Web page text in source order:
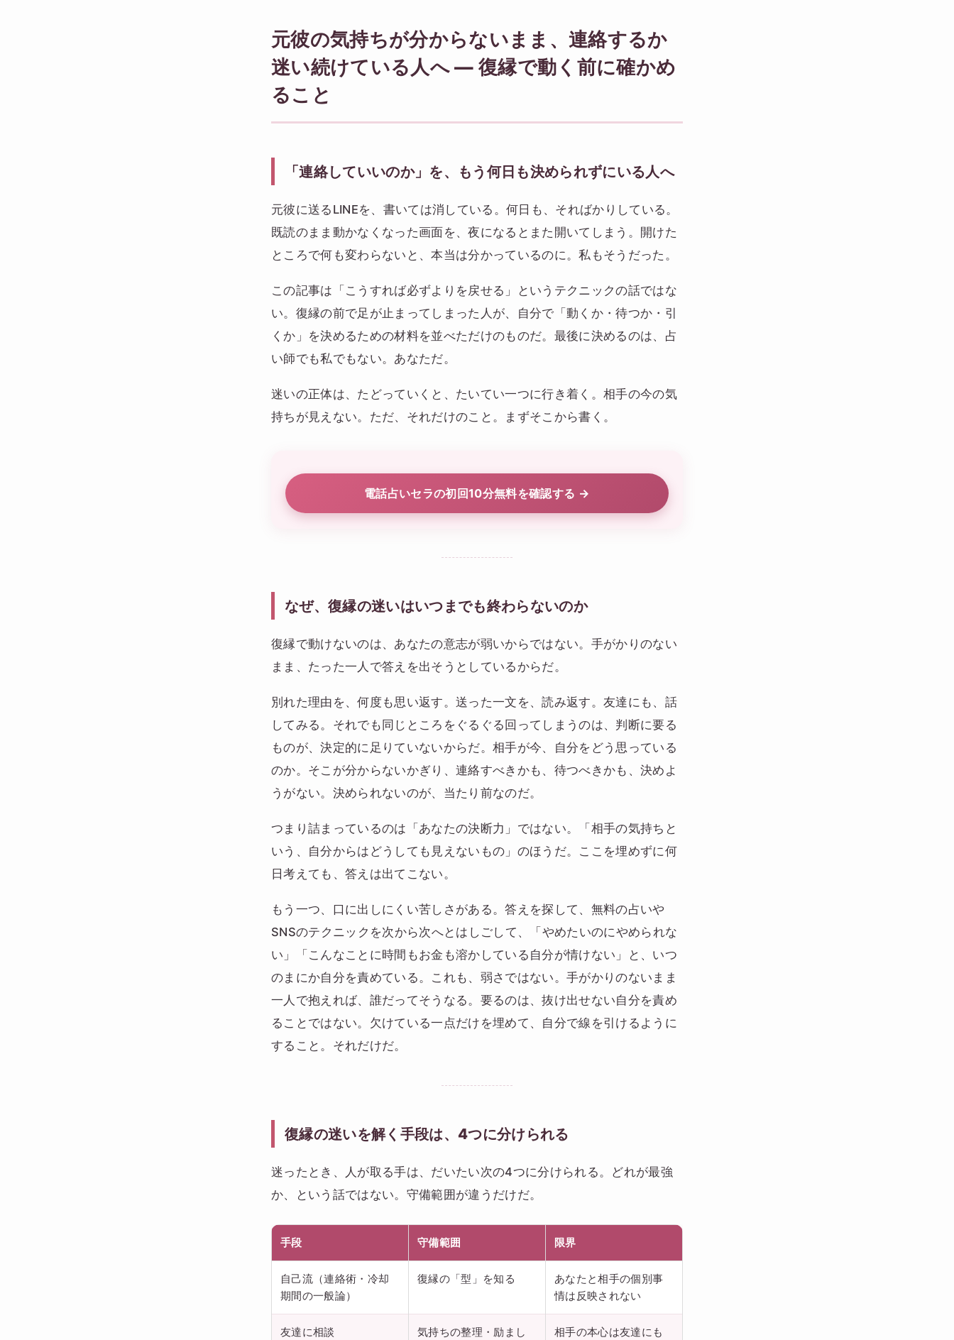
元彼の気持ちが分からないまま、連絡するか
迷い続けている人へ ― 復縁で動く前に確かめ
ること
「連絡していいのか」を、もう何日も決められずにいる人へ
元彼に送るLINEを、書いては消している。何日も、そればかりしている。
既読のまま動かなくなった画面を、夜になるとまた開いてしまう。開けた
ところで何も変わらないと、本当は分かっているのに。私もそうだった。
この記事は「こうすれば必ずよりを戻せる」というテクニックの話ではな
い。復縁の前で足が止まってしまった人が、自分で「動くか・待つか・引
くか」を決めるための材料を並べただけのものだ。最後に決めるのは、占
い師でも私でもない。あなただ。
迷いの正体は、たどっていくと、たいてい一つに行き着く。相手の今の気
持ちが見えない。ただ、それだけのこと。まずそこから書く。
電話占いセラの初回10分無料を確認する →
なぜ、復縁の迷いはいつまでも終わらないのか
復縁で動けないのは、あなたの意志が弱いからではない。手がかりのない
まま、たった一人で答えを出そうとしているからだ。
別れた理由を、何度も思い返す。送った一文を、読み返す。友達にも、話
してみる。それでも同じところをぐるぐる回ってしまうのは、判断に要る
ものが、決定的に足りていないからだ。相手が今、自分をどう思っている
のか。そこが分からないかぎり、連絡すべきかも、待つべきかも、決めよ
うがない。決められないのが、当たり前なのだ。
つまり詰まっているのは「あなたの決断力」ではない。「相手の気持ちと
いう、自分からはどうしても見えないもの」のほうだ。ここを埋めずに何
日考えても、答えは出てこない。
もう一つ、口に出しにくい苦しさがある。答えを探して、無料の占いや
SNSのテクニックを次から次へとはしごして、「やめたいのにやめられな
い」「こんなことに時間もお金も溶かしている自分が情けない」と、いつ
のまにか自分を責めている。これも、弱さではない。手がかりのないまま
一人で抱えれば、誰だってそうなる。要るのは、抜け出せない自分を責め
ることではない。欠けている一点だけを埋めて、自分で線を引けるように
すること。それだけだ。
復縁の迷いを解く手段は、4つに分けられる
迷ったとき、人が取る手は、だいたい次の4つに分けられる。どれが最強
か、という話ではない。守備範囲が違うだけだ。
手段 守備範囲 限界
自己流（連絡術・冷却
期間の一般論）
復縁の「型」を知る
あなたと相手の個別事
情は反映されない
友達に相談 気持ちの整理・励まし
相手の本心は友達にも